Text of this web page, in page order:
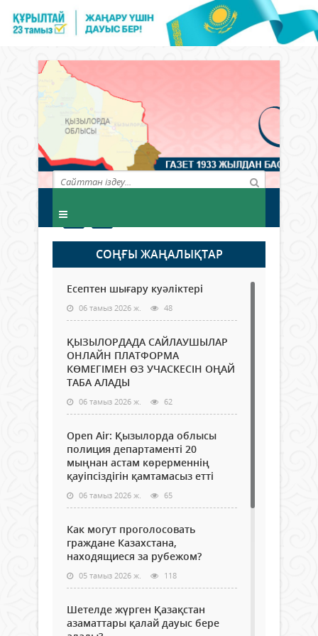
СОҢҒЫ ЖАҢАЛЫҚТАР
Есептен шығару куәліктері
06 тамыз 2026 ж. 48
ҚЫЗЫЛОРДАДА САЙЛАУШЫЛАР
ОНЛАЙН ПЛАТФОРМА
КӨМЕГІМЕН ӨЗ УЧАСКЕСІН ОҢАЙ
ТАБА АЛАДЫ
06 тамыз 2026 ж. 62
Open Air: Қызылорда облысы
полиция департаменті 20
мыңнан астам көрерменнің
қауіпсіздігін қамтамасыз етті
06 тамыз 2026 ж. 65
Как могут проголосовать
граждане Казахстана,
находящиеся за рубежом?
05 тамыз 2026 ж. 118
Шетелде жүрген Қазақстан
азаматтары қалай дауыс бере